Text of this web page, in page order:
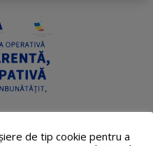
de tip cookie pentru a